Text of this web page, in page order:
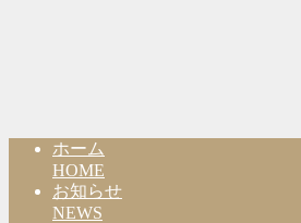
ホーム
HOME
お知らせ
NEWS